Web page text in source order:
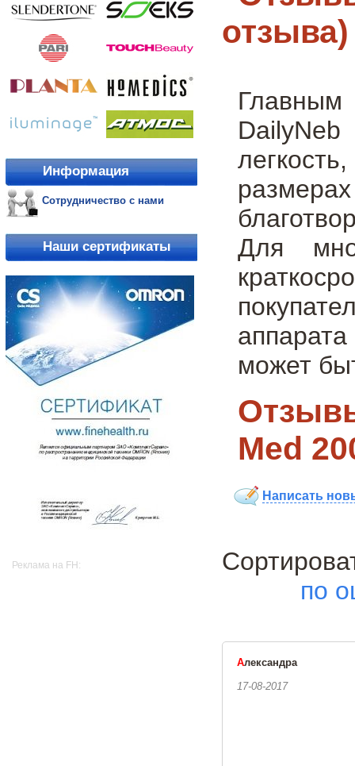
Информация
Сотрудничество с нами
Наши сертификаты
Реклама на FH:
отзыва)
Главным
Для
может
Med
Написать
по
Александра
17-08-2017